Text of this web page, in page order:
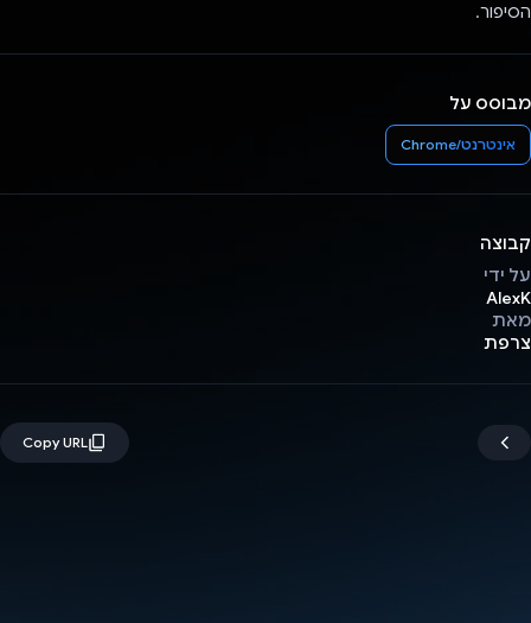
הסיפור.
מבוסס על
אינטרנט/Chrome
קבוצה
על ידי
AlexK
מאת
צרפת